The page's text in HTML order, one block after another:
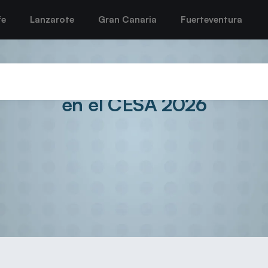
Lanzarote Gran Canaria Fuerteventura
en el CESA 2026